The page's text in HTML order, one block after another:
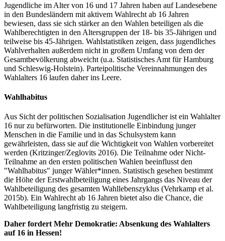
Jugendliche im Alter von 16 und 17 Jahren haben auf Landesebene
in den Bundesländern mit aktivem Wahlrecht ab 16 Jahren
bewiesen, dass sie sich stärker an den Wahlen beteiligen als die
Wahlberechtigten in den Altersgruppen der 18- bis 35-Jährigen und
teilweise bis 45-Jährigen. Wahlstatistiken zeigen, dass jugendliches
Wahlverhalten außerdem nicht in großem Umfang von dem der
Gesamtbevölkerung abweicht (u.a. Statistisches Amt für Hamburg
und Schleswig-Holstein). Parteipolitische Vereinnahmungen des
Wahlalters 16 laufen daher ins Leere.
Wahlhabitus
Aus Sicht der politischen Sozialisation Jugendlicher ist ein Wahlalter
16 nur zu befürworten. Die institutionelle Einbindung junger
Menschen in die Familie und in das Schulsystem kann
gewährleisten, dass sie auf die Wichtigkeit von Wahlen vorbereitet
werden (Kritzinger/Zeglovits 2016). Die Teilnahme oder Nicht-
Teilnahme an den ersten politischen Wahlen beeinflusst den
"Wahlhabitus" junger Wähler*innen. Statistisch gesehen bestimmt
die Höhe der Erstwahlbeteiligung eines Jahrgangs das Niveau der
Wahlbeteiligung des gesamten Wahllebenszyklus (Vehrkamp et al.
2015b). Ein Wahlrecht ab 16 Jahren bietet also die Chance, die
Wahlbeteiligung langfristig zu steigern.
Daher fordert Mehr Demokratie: Absenkung des Wahlalters
auf 16 in Hessen!